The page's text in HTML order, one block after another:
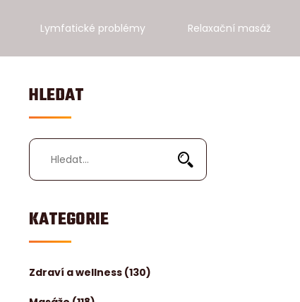
Lymfatické problémy Relaxační masáž
HLEDAT
KATEGORIE
Zdraví a wellness (130)